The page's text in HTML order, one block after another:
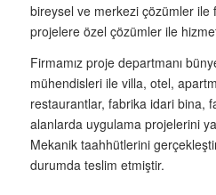
bireysel ve merkezi çözümler ile
projelere özel çözümler ile
Firmamız proje departmanı
mühendisleri ile villa, otel,
restaurantlar, fabrika idari bina,
alanlarda uygulama projelerini
Mekanik taahhütlerini
durumda teslim etmiştir.